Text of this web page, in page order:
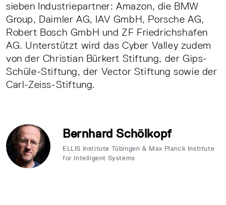
sieben Industriepartner: Amazon, die BMW
Group, Daimler AG, IAV GmbH, Porsche AG,
Robert Bosch GmbH und ZF Friedrichshafen
AG. Unterstützt wird das Cyber Valley zudem
von der Christian Bürkert Stiftung, der Gips-
Schüle-Stiftung, der Vector Stiftung sowie der
Carl-Zeiss-Stiftung.
Bernhard Schölkopf
ELLIS Institute Tübingen & Max Planck Institute
for Intelligent Systems